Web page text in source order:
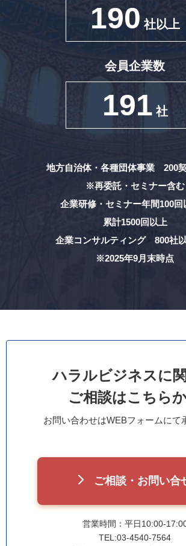
190 社以上
会員企業数
191 社
地方自治体・各種団体事業 200
※再委託・セミナー含む
企業研修・セミナー年間100
累計1500回以上
企業コンサルティング 800
※2025年9月末時点
ハラルビジネスに
ご相談はこちら
お問い合わせはWEBフォームにて
ご相談・お問い合
営業時間：平日10:00-
TEL:03-4540-7564